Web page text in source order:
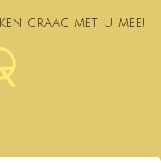
u mee!